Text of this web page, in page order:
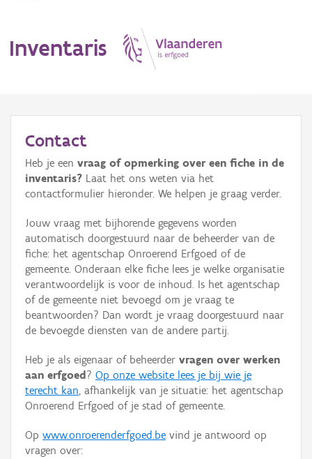
Inventaris
Erfgoedobject
Aanduidingsobject
Waarneming
Thema
Gebeurtenis
Persoon of collectief
Hergebruik
Aanmelden
Contact
Heb je een vraag of opmerking over een fiche in de
inventaris? Laat het ons weten via het
contactformulier hieronder. We helpen je graag verder.
Jouw vraag met bijhorende gegevens worden
automatisch doorgestuurd naar de beheerder van de
fiche: het agentschap Onroerend Erfgoed of de
gemeente. Onderaan elke fiche lees je welke organisatie
verantwoordelijk is voor de inhoud. Is het agentschap
of de gemeente niet bevoegd om je vraag te
beantwoorden? Dan wordt je vraag doorgestuurd naar
de bevoegde diensten van de andere partij.
Heb je als eigenaar of beheerder vragen over werken
aan erfgoed ? Op onze website lees je bij wie je
terecht kan, afhankelijk van je situatie: het agentschap
Onroerend Erfgoed of je stad of gemeente.
Op www.onroerenderfgoed.be vind je antwoord op
vragen over: